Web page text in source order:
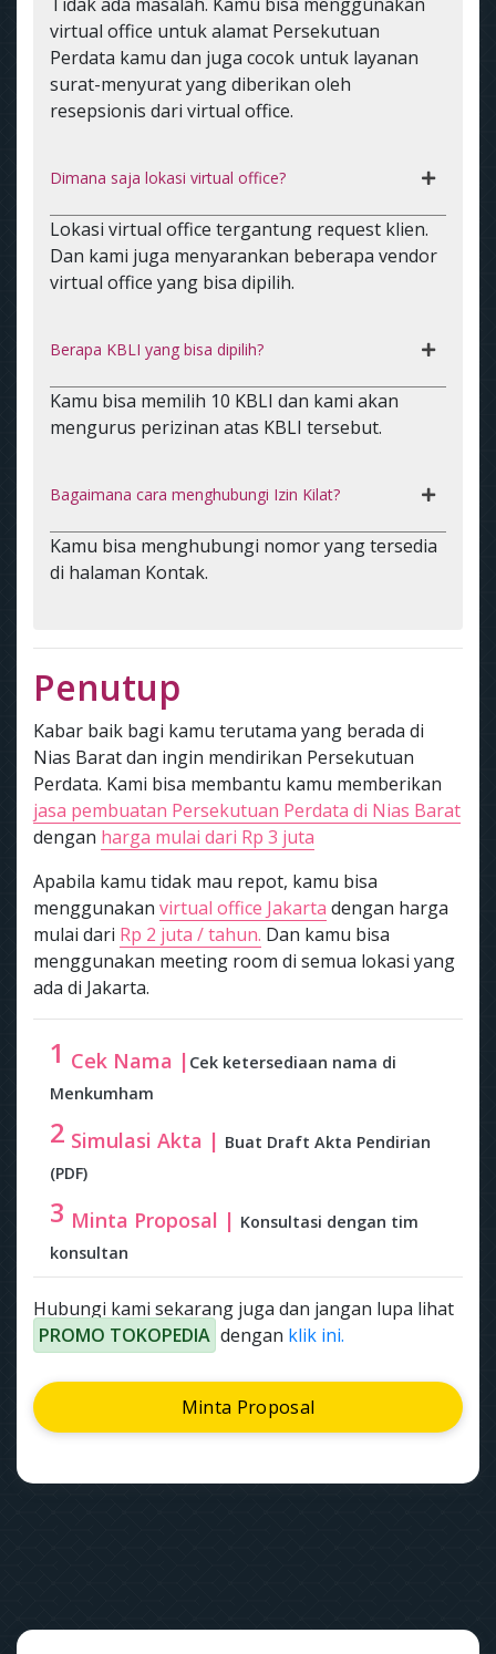
Tidak ada masalah. Kamu bisa menggunakan
virtual office untuk alamat Persekutuan
Perdata kamu dan juga cocok untuk layanan
surat-menyurat yang diberikan oleh
resepsionis dari virtual office.
Dimana saja lokasi virtual office?
Lokasi virtual office tergantung request klien.
Dan kami juga menyarankan beberapa vendor
virtual office yang bisa dipilih.
Berapa KBLI yang bisa dipilih?
Kamu bisa memilih 10 KBLI dan kami akan
mengurus perizinan atas KBLI tersebut.
Bagaimana cara menghubungi Izin Kilat?
Kamu bisa menghubungi nomor yang tersedia
di halaman Kontak.
Penutup
Kabar baik bagi kamu terutama yang berada di
Nias Barat dan ingin mendirikan Persekutuan
Perdata. Kami bisa membantu kamu memberikan
jasa pembuatan Persekutuan Perdata di Nias Barat
dengan harga mulai dari Rp 3 juta
Apabila kamu tidak mau repot, kamu bisa
menggunakan virtual office Jakarta dengan harga
mulai dari Rp 2 juta / tahun. Dan kamu bisa
menggunakan meeting room di semua lokasi yang
ada di Jakarta.
1 Cek Nama | Cek ketersediaan nama di
Menkumham
2 Simulasi Akta | Buat Draft Akta Pendirian
(PDF)
3 Minta Proposal | Konsultasi dengan tim
konsultan
Hubungi kami sekarang juga dan jangan lupa lihat
PROMO TOKOPEDIA dengan klik ini.
Minta Proposal